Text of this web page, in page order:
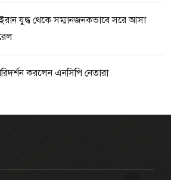
যুদ্ধ থেকে সম্মানজনকভাবে সরে আসা
করলেন এনসিপি নেতারা